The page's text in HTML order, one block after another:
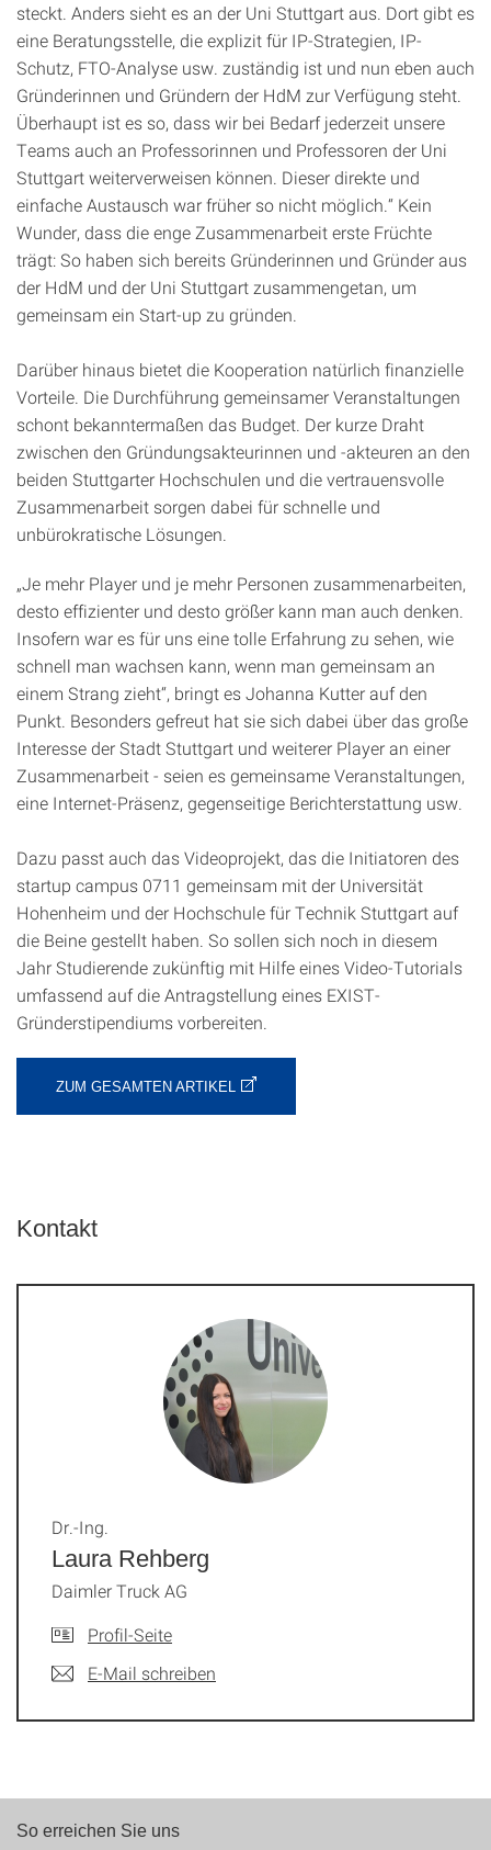
steckt. Anders sieht es an der Uni Stuttgart aus. Dort gibt es
eine Beratungsstelle, die explizit für IP-Strategien, IP-
Schutz, FTO-Analyse usw. zuständig ist und nun eben auch
Gründerinnen und Gründern der HdM zur Verfügung steht.
Überhaupt ist es so, dass wir bei Bedarf jederzeit unsere
Teams auch an Professorinnen und Professoren der Uni
Stuttgart weiterverweisen können. Dieser direkte und
einfache Austausch war früher so nicht möglich.“ Kein
Wunder, dass die enge Zusammenarbeit erste Früchte
trägt: So haben sich bereits Gründerinnen und Gründer aus
der HdM und der Uni Stuttgart zusammengetan, um
gemeinsam ein Start-up zu gründen.
Darüber hinaus bietet die Kooperation natürlich finanzielle
Vorteile. Die Durchführung gemeinsamer Veranstaltungen
schont bekanntermaßen das Budget. Der kurze Draht
zwischen den Gründungsakteurinnen und -akteuren an den
beiden Stuttgarter Hochschulen und die vertrauensvolle
Zusammenarbeit sorgen dabei für schnelle und
unbürokratische Lösungen.
„Je mehr Player und je mehr Personen zusammenarbeiten,
desto effizienter und desto größer kann man auch denken.
Insofern war es für uns eine tolle Erfahrung zu sehen, wie
schnell man wachsen kann, wenn man gemeinsam an
einem Strang zieht“, bringt es Johanna Kutter auf den
Punkt. Besonders gefreut hat sie sich dabei über das große
Interesse der Stadt Stuttgart und weiterer Player an einer
Zusammenarbeit - seien es gemeinsame Veranstaltungen,
eine Internet-Präsenz, gegenseitige Berichterstattung usw.
Dazu passt auch das Videoprojekt, das die Initiatoren des
startup campus 0711 gemeinsam mit der Universität
Hohenheim und der Hochschule für Technik Stuttgart auf
die Beine gestellt haben. So sollen sich noch in diesem
Jahr Studierende zukünftig mit Hilfe eines Video-Tutorials
umfassend auf die Antragstellung eines EXIST-
Gründerstipendiums vorbereiten.
ZUM GESAMTEN ARTIKEL
Kontakt
Laura Rehberg
Dr.-Ing.
Daimler Truck AG
Profil-Seite
E-Mail schreiben
So erreichen Sie uns